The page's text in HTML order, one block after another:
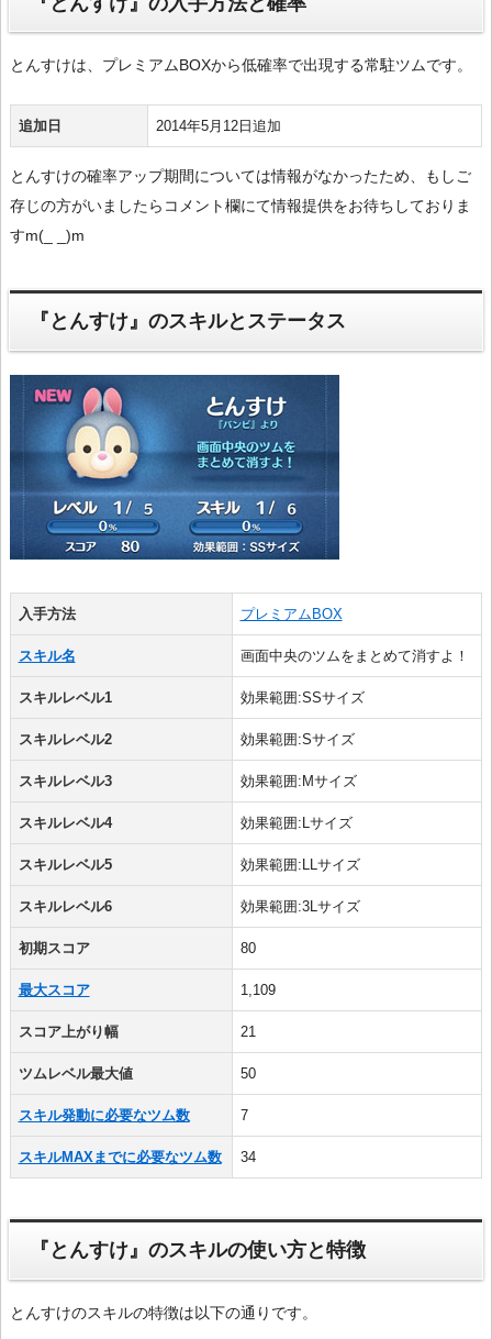
とんすけは、プレミアムBOXから低確率で出現する常駐ツムです。
追加日 2014年5月12日追加
とんすけの確率アップ期間については情報がなかったため、もしご
存じの方がいましたらコメント欄にて情報提供をお待ちしておりま
すm(_ _)m
『とんすけ』のスキルとステータス
入手方法 プレミアムBOX
スキル名 画面中央のツムをまとめて消すよ！
スキルレベル1 効果範囲:SSサイズ
スキルレベル2 効果範囲:Sサイズ
スキルレベル3 効果範囲:Mサイズ
スキルレベル4 効果範囲:Lサイズ
スキルレベル5 効果範囲:LLサイズ
スキルレベル6 効果範囲:3Lサイズ
初期スコア 80
最大スコア 1,109
スコア上がり幅 21
ツムレベル最大値 50
スキル発動に必要なツム数 7
スキルMAXまでに必要なツム数 34
『とんすけ』のスキルの使い方と特徴
とんすけのスキルの特徴は以下の通りです。